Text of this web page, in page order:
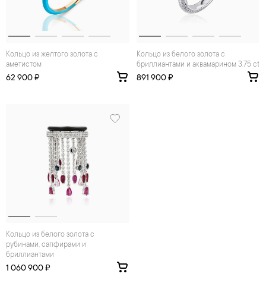
Кольцо из желтого золота с
аметистом
62 900 ₽
Кольцо из белого золота с
бриллиантами и аквамарином 3.75 ct
891 900 ₽
Кольцо из белого золота с
рубинами, сапфирами и
бриллиантами
1 060 900 ₽